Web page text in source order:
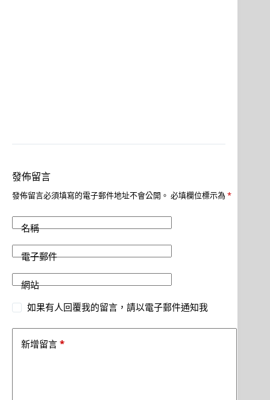
發佈留言
發佈留言必須填寫的電子郵件地址不會公開。 必填欄位標示為 *
名稱
電子郵件
網站
如果有人回覆我的留言，請以電子郵件通知我
新增留言 *